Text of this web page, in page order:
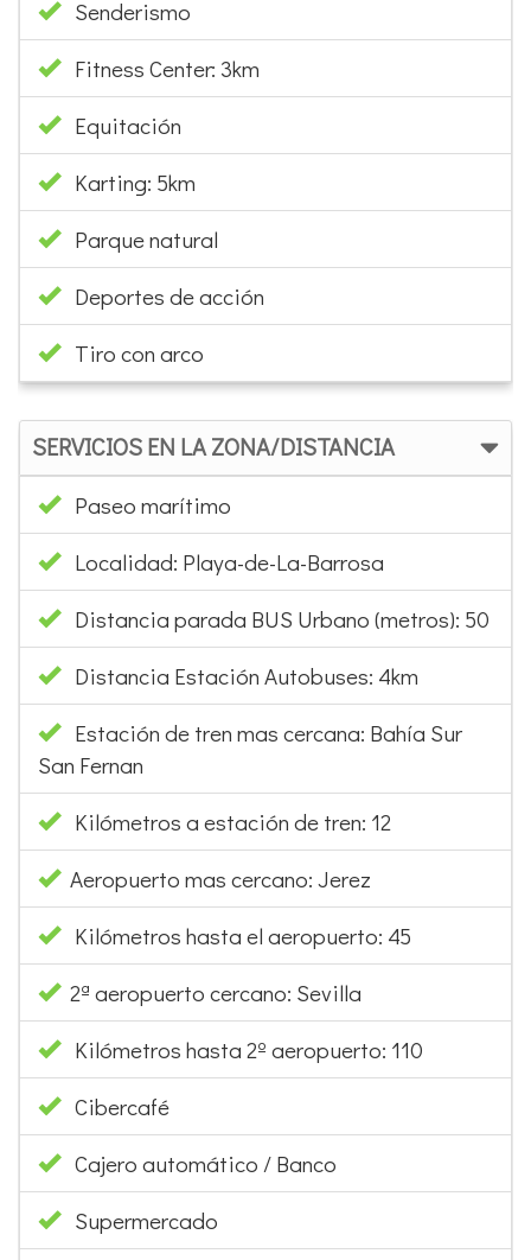
Senderismo
Fitness Center: 3km
Equitación
Karting: 5km
Parque natural
Deportes de acción
Tiro con arco
SERVICIOS EN LA ZONA/DISTANCIA
Paseo marítimo
Localidad: Playa-de-La-Barrosa
Distancia parada BUS Urbano (metros): 50
Distancia Estación Autobuses: 4km
Estación de tren mas cercana: Bahía Sur
San Fernan
Kilómetros a estación de tren: 12
Aeropuerto mas cercano: Jerez
Kilómetros hasta el aeropuerto: 45
2ª aeropuerto cercano: Sevilla
Kilómetros hasta 2º aeropuerto: 110
Cibercafé
Cajero automático / Banco
Supermercado